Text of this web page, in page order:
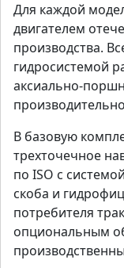
Для каждой
двигателем
производства.
гидросистемой
аксиально-
В базовую
трехточечное
по ISO с
скоба и
потребителя
опциональным